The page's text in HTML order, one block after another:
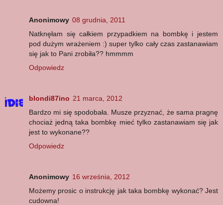
Anonimowy 08 grudnia, 2011
Natknęłam się całkiem przypadkiem na bombkę i jestem
pod dużym wrażeniem :) super tylko cały czas zastanawiam
się jak to Pani zrobiła?? hmmmm
Odpowiedz
blondi87ino 21 marca, 2012
Bardzo mi się spodobała. Musze przyznać, że sama pragnę
chociaż jedną taka bombkę mieć tylko zastanawiam się jak
jest to wykonane??
Odpowiedz
Anonimowy 16 września, 2012
Możemy prosic o instrukcję jak taka bombkę wykonać? Jest
cudowna!